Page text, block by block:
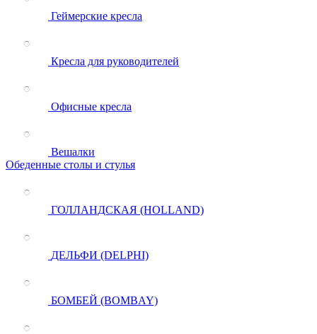
Геймерские кресла
Кресла для руководителей
Офисные кресла
Вешалки
Обеденные столы и стулья
ГОЛЛАНДСКАЯ (HOLLAND)
ДЕЛЬФИ (DELPHI)
БОМБЕЙ (BOMBAY)